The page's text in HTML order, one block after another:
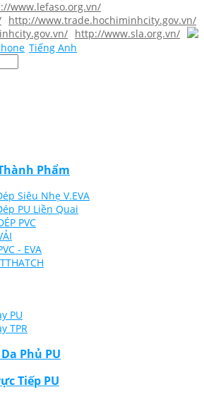
www.lefaso.org.vn/
http://www.trade.hochiminhcity.gov.vn/
http://www.sla.org.vn/
Tiếng Anh
Phẩm
Siêu Nhẹ V.EVA
PU Liền Quai
PVC
- EVA
PU
TPR
Phủ PU
Tiếp PU